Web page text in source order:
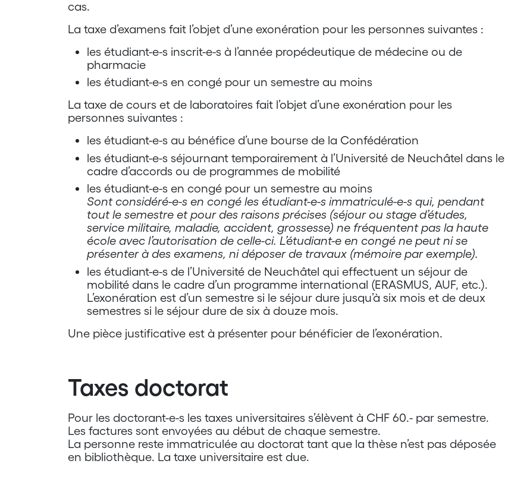
cas.
La taxe d’examens fait l’objet d’une exonération pour les personnes suivantes :
les étudiant-e-s inscrit-e-s à l’année propédeutique de médecine ou de
pharmacie
les étudiant-e-s en congé pour un semestre au moins
La taxe de cours et de laboratoires fait l’objet d’une exonération pour les
personnes suivantes :
les étudiant-e-s au bénéfice d’une bourse de la Confédération
les étudiant-e-s séjournant temporairement à l’Université de Neuchâtel dans le
cadre d’accords ou de programmes de mobilité
les étudiant-e-s en congé pour un semestre au moins
Sont considéré-e-s en congé les étudiant-e-s immatriculé-e-s qui, pendant
tout le semestre et pour des raisons précises (séjour ou stage d’études,
service militaire, maladie, accident, grossesse) ne fréquentent pas la haute
école avec l’autorisation de celle-ci. L’étudiant-e en congé ne peut ni se
présenter à des examens, ni déposer de travaux (mémoire par exemple).
les étudiant-e-s de l’Université de Neuchâtel qui effectuent un séjour de
mobilité dans le cadre d’un programme international (ERASMUS, AUF, etc.).
L’exonération est d’un semestre si le séjour dure jusqu’à six mois et de deux
semestres si le séjour dure de six à douze mois.
Une pièce justificative est à présenter pour bénéficier de l’exonération.
Taxes doctorat
Pour les doctorant-e-s les taxes universitaires s’élèvent à CHF 60.- par semestre.
Les factures sont envoyées au début de chaque semestre.
La personne reste immatriculée au doctorat tant que la thèse n’est pas déposée
en bibliothèque. La taxe universitaire est due.